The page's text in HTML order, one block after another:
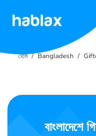
রেট
যোগাযোগ
হোম Bangladesh
বাংলাদেশে